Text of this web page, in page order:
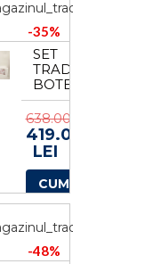
-35%
SET
TRADITIONAL
BOTEZ
BAIAT
-
COSTUMAS
+
TRUSOU
BAIAT
6
638.00
419.00
LEI
CUMPARA
-48%